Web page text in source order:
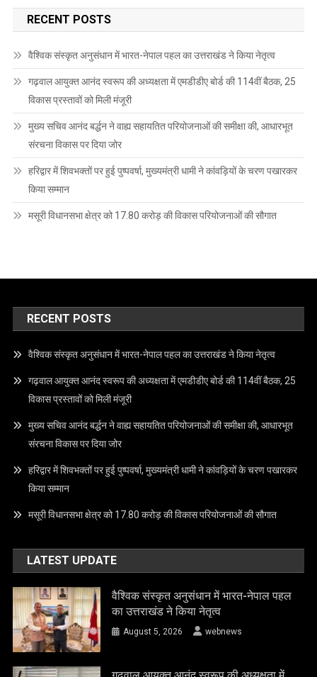
RECENT POSTS
वैश्विक संस्कृत अनुसंधान में भारत-नेपाल पहल का उत्तराखंड ने किया नेतृत्व
गढ़वाल आयुक्त आनंद स्वरूप की अध्यक्षता में एमडीडीए बोर्ड की 114वीं बैठक, 25
विकास प्रस्तावों को मिली मंजूरी
मुख्य सचिव आनंद बर्द्धन ने वाह्य सहायतित परियोजनाओं की समीक्षा की, आधारभूत
संरचना विकास पर दिया जोर
हरिद्वार में शिवभक्तों पर हुई पुष्पवर्षा, मुख्यमंत्री धामी ने कांवड़ियों के चरण पखारकर
किया सम्मान
मसूरी विधानसभा क्षेत्र को 17.80 करोड़ की विकास परियोजनाओं की सौगात
RECENT POSTS
वैश्विक संस्कृत अनुसंधान में भारत-नेपाल पहल का उत्तराखंड ने किया नेतृत्व
गढ़वाल आयुक्त आनंद स्वरूप की अध्यक्षता में एमडीडीए बोर्ड की 114वीं बैठक, 25
विकास प्रस्तावों को मिली मंजूरी
मुख्य सचिव आनंद बर्द्धन ने वाह्य सहायतित परियोजनाओं की समीक्षा की, आधारभूत
संरचना विकास पर दिया जोर
हरिद्वार में शिवभक्तों पर हुई पुष्पवर्षा, मुख्यमंत्री धामी ने कांवड़ियों के चरण पखारकर
किया सम्मान
मसूरी विधानसभा क्षेत्र को 17.80 करोड़ की विकास परियोजनाओं की सौगात
LATEST UPDATE
वैश्विक संस्कृत अनुसंधान में भारत-नेपाल पहल
का उत्तराखंड ने किया नेतृत्व
August 5, 2026 webnews